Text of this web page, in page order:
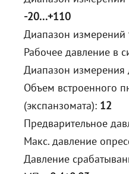
-20...+110
Диапазон измерений
Рабочее давление в
Диапазон
Объем встроенного
(экспанзомата): 12
Предварительное
Макс. давление
Давление